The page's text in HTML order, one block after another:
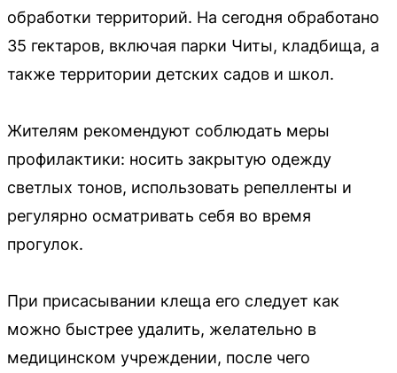
обработки территорий. На сегодня обработано
35 гектаров, включая парки Читы, кладбища, а
также территории детских садов и школ.
Жителям рекомендуют соблюдать меры
профилактики: носить закрытую одежду
светлых тонов, использовать репелленты и
регулярно осматривать себя во время
прогулок.
При присасывании клеща его следует как
можно быстрее удалить, желательно в
медицинском учреждении, после чего